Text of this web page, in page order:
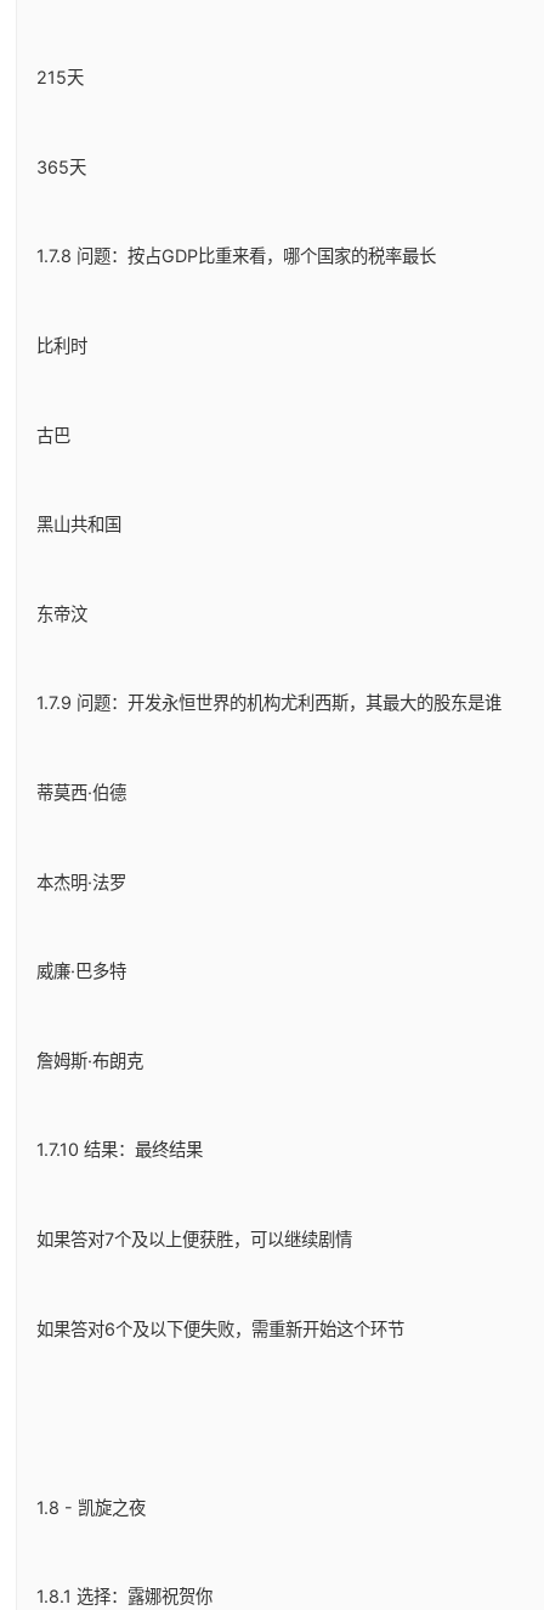
215天
365天
1.7.8 问题：按占GDP比重来看，哪个国家的税率最长
比利时
古巴
黑山共和国
东帝汶
1.7.9 问题：开发永恒世界的机构尤利西斯，其最大的股东是谁
蒂莫西·伯德
本杰明·法罗
威廉·巴多特
詹姆斯·布朗克
1.7.10 结果：最终结果
如果答对7个及以上便获胜，可以继续剧情
如果答对6个及以下便失败，需重新开始这个环节
1.8 - 凯旋之夜
1.8.1 选择：露娜祝贺你